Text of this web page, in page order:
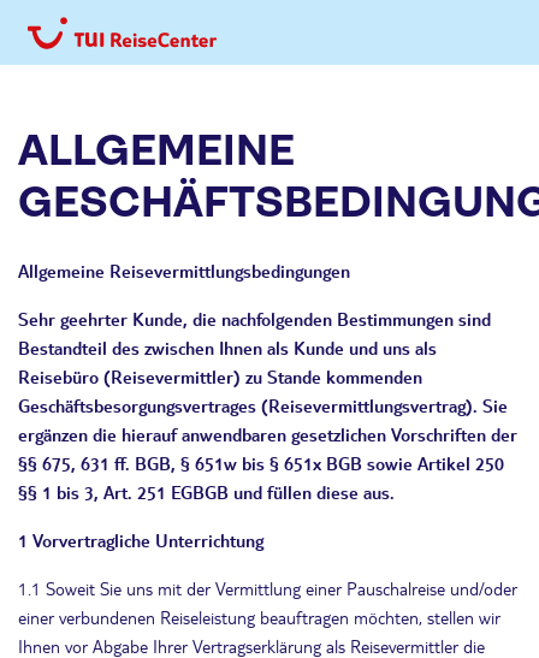
ALLGEMEINE
Allgemeine Reisevermittlungsbedingungen
Sehr geehrter Kunde, die nachfolgenden Bestimmungen sind
Bestandteil des zwischen Ihnen als Kunde und uns als
Reisebüro (Reisevermittler) zu Stande kommenden
Geschäftsbesorgungsvertrages (Reisevermittlungsvertrag). Sie
ergänzen die hierauf anwendbaren gesetzlichen Vorschriften der
§§ 675, 631 ff. BGB, § 651w bis § 651x BGB sowie Artikel 250
§§ 1 bis 3, Art. 251 EGBGB und füllen diese aus.
1 Vorvertragliche Unterrichtung
1.1 Soweit Sie uns mit der Vermittlung einer Pauschalreise und/oder
einer verbundenen Reiseleistung beauftragen möchten, stellen wir
Ihnen vor Abgabe Ihrer Vertragserklärung als Reisevermittler die